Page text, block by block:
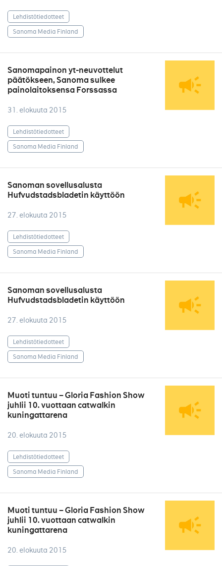
Lehdistötiedotteet
Sanoma Media Finland
Sanomapainon yt-neuvottelut
päätökseen, Sanoma sulkee
painolaitoksensa Forssassa
31. elokuuta 2015
Lehdistötiedotteet
Sanoma Media Finland
Sanoman sovellusalusta
Hufvudstadsbladetin käyttöön
27. elokuuta 2015
Lehdistötiedotteet
Sanoma Media Finland
Sanoman sovellusalusta
Hufvudstadsbladetin käyttöön
27. elokuuta 2015
Lehdistötiedotteet
Sanoma Media Finland
Muoti tuntuu – Gloria Fashion Show
juhlii 10. vuottaan catwalkin
kuningattarena
20. elokuuta 2015
Lehdistötiedotteet
Sanoma Media Finland
Muoti tuntuu – Gloria Fashion Show
juhlii 10. vuottaan catwalkin
kuningattarena
20. elokuuta 2015